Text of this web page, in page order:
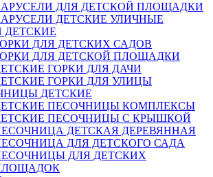
ДЛЯ ДЕТСКОЙ ПЛОЩАДКИ
ДЕТСКИЕ УЛИЧНЫЕ
ДЕТСКИЕ
ДЛЯ ДЕТСКИХ САДОВ
ДЛЯ ДЕТСКОЙ ПЛОЩАДКИ
ГОРКИ ДЛЯ ДАЧИ
ГОРКИ ДЛЯ УЛИЦЫ
ДЕТСКИЕ
ПЕСОЧНИЦЫ КОМПЛЕКСЫ
ПЕСОЧНИЦЫ С КРЫШКОЙ
ДЕТСКАЯ ДЕРЕВЯННАЯ
ДЛЯ ДЕТСКОГО САДА
ДЛЯ ДЕТСКИХ